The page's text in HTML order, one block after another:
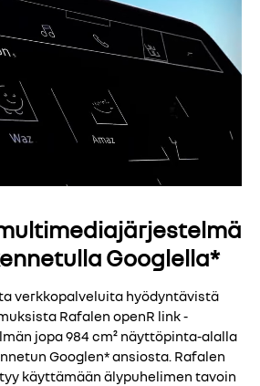
Googlella*
verkkopalveluita hyödyntävistä
Rafalen openR link -
jopa 984 cm² näyttöpinta-alalla
Googlen* ansiosta. Rafalen
käyttämään älypuhelimen tavoin